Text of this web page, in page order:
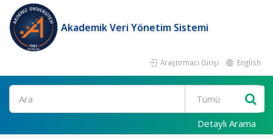
Akademik Veri Yönetim Sistemi
Araştırmacı Girişi English
Ara
Detaylı Arama